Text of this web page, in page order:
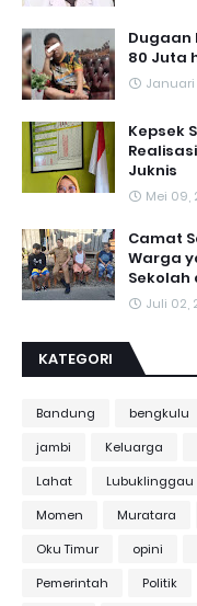
Dugaan
80 Juta
Januari
Kepsek
Juknis
Mei 09,
Camat
Warga
Sekolah
Juli 02,
KATEGORI
Bandung bengkulu
jambi
Keluarga
Lahat
Lubuklinggau
Momen
Muratara
Oku Timur
opini
Pemerintah
Politik